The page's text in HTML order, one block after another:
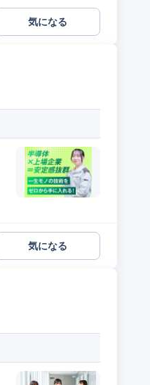
気になる
気になる